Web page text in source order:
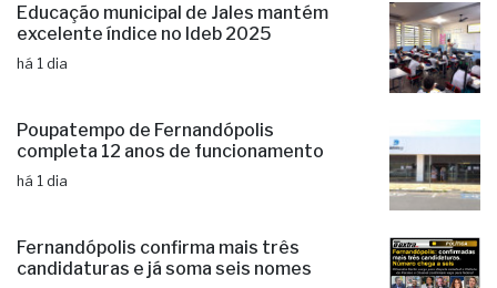
Educação municipal de Jales mantém
excelente índice no Ideb 2025
há 1 dia
Poupatempo de Fernandópolis
completa 12 anos de funcionamento
há 1 dia
Fernandópolis confirma mais três
candidaturas e já soma seis nomes